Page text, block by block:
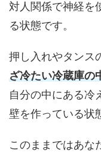
対人関係で神経を
る状態です。
押し入れやタンス
ざ冷たい冷蔵庫の
自分の中にある冷
壁を作っている状
このままではあな